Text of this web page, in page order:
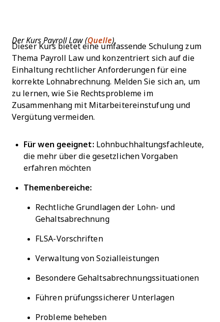
Der Kurs Payroll Law (Quelle).
Dieser Kurs bietet eine umfassende Schulung zum
Thema Payroll Law und konzentriert sich auf die
Einhaltung rechtlicher Anforderungen für eine
korrekte Lohnabrechnung. Melden Sie sich an, um
zu lernen, wie Sie Rechtsprobleme im
Zusammenhang mit Mitarbeitereinstufung und
Vergütung vermeiden.
Für wen geeignet: Lohnbuchhaltungsfachleute,
die mehr über die gesetzlichen Vorgaben
erfahren möchten
Themenbereiche:
Rechtliche Grundlagen der Lohn- und
Gehaltsabrechnung
FLSA-Vorschriften
Verwaltung von Sozialleistungen
Besondere Gehaltsabrechnungssituationen
Führen prüfungssicherer Unterlagen
Probleme beheben